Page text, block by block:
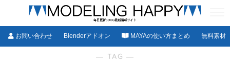
お問い合わせ Blenderアドオン MAYAの使い方まとめ 無料素材
― TAG ―